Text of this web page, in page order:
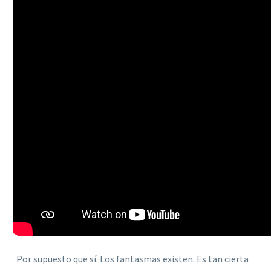
Por supuesto que sí. Los fantasmas existen. Es tan cierta